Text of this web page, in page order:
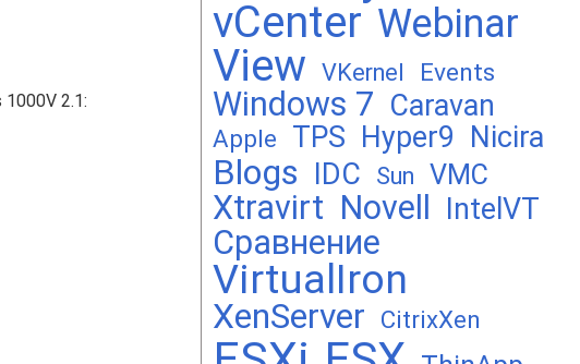
2.1:
vCenter Webinar
View VKernel Events
Windows 7 Caravan
Apple TPS Hyper9 Nicira
Blogs IDC Sun VMC
Xtravirt Novell IntelVT
Сравнение
VirtualIron
XenServer CitrixXen